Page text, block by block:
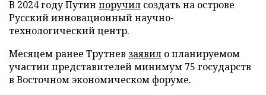
В 2024 году Путин поручил создать на острове
Русский инновационный научно-
технологический центр.
Месяцем ранее Трутнев заявил о планируемом
участии представителей минимум 75 государств
в Восточном экономическом форуме.